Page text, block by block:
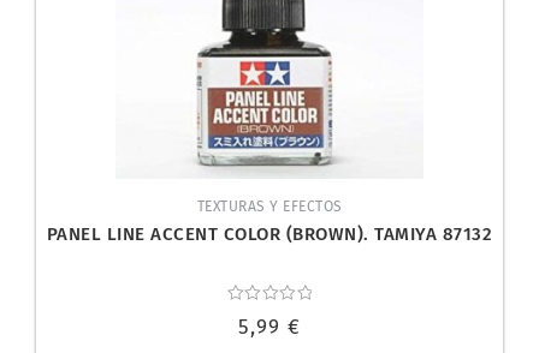
TEXTURAS Y EFECTOS
PANEL LINE ACCENT COLOR (BROWN). TAMIYA 87132
con
5,99 €